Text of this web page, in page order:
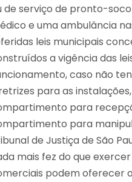
de serviço de pronto-
e uma ambulância
leis municipais
a vigência das
caso não
para as
para
para
de Justiça de São
mais fez do que
podem oferecer